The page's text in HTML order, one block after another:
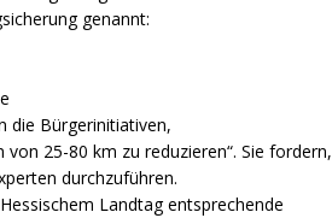
genannt:
die Bürgerinitiativen,
25-80 km zu reduzieren“. Sie fordern,
durchzuführen.
Landtag entsprechende